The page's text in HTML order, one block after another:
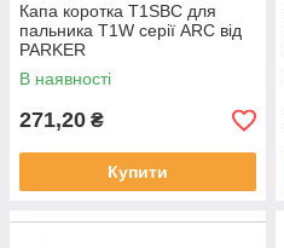
Капа коротка T1SBC для
пальника T1W серії ARC від
PARKER
В наявності
271,20 ₴
Купити